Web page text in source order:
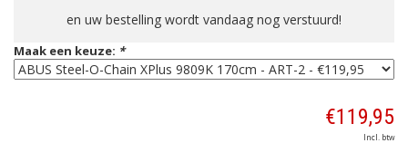
en uw bestelling wordt vandaag nog verstuurd!
Maak een keuze: *
€119,95
Incl. btw